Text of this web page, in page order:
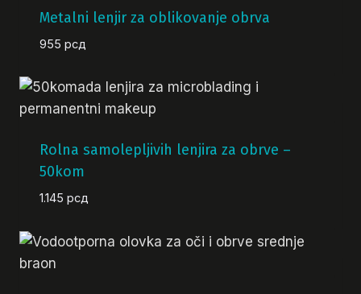
Metalni lenjir za oblikovanje obrva
955 рсд
Rolna samolepljivih lenjira za obrve –
50kom
1.145 рсд